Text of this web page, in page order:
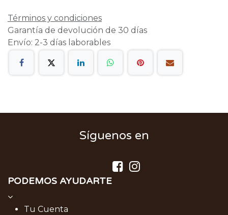
Términos y condiciones
Garantía de devolución de 30 días
Envío: 2-3 días laborables
Síguenos en
PODEMOS AYUDARTE
Tu Cuenta